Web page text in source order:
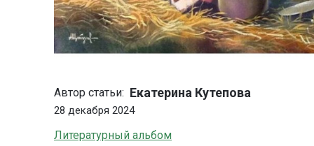
Автор статьи: Екатерина Кутепова
28 декабря 2024
Литературный альбом